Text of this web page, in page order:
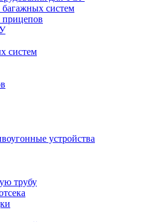
систем
систем
устройства
трубу